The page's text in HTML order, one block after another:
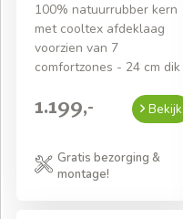
100% natuurrubber kern
met cooltex afdeklaag
voorzien van 7
comfortzones - 24 cm dik
1.199,- Bekijk
Gratis bezorging &
montage!